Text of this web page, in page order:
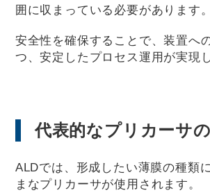
囲に収まっている必要があります。
安全性を確保することで、装置へ
つ、安定したプロセス運用が実現
代表的なプリカーサ
ALDでは、形成したい薄膜の種類
まなプリカーサが使用されます。